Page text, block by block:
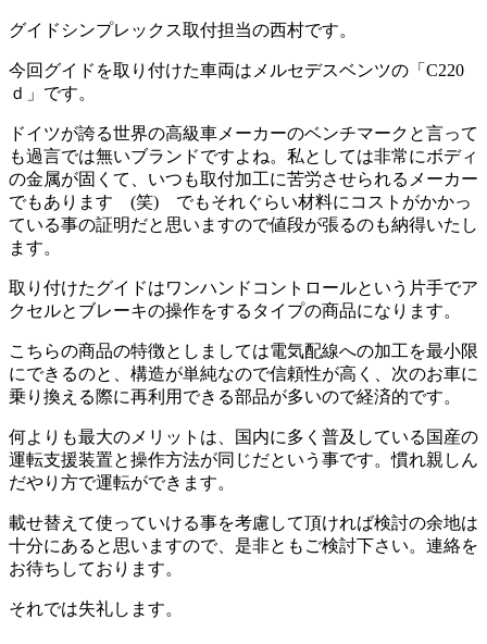
グイドシンプレックス取付担当の西村です。
今回グイドを取り付けた車両はメルセデスベンツの「C220
ｄ」です。
ドイツが誇る世界の高級車メーカーのベンチマークと言って
も過言では無いブランドですよね。私としては非常にボディ
の金属が固くて、いつも取付加工に苦労させられるメーカー
でもあります (笑) でもそれぐらい材料にコストがかかっ
ている事の証明だと思いますので値段が張るのも納得いたし
ます。
取り付けたグイドはワンハンドコントロールという片手でア
クセルとブレーキの操作をするタイプの商品になります。
こちらの商品の特徴としましては電気配線への加工を最小限
にできるのと、構造が単純なので信頼性が高く、次のお車に
乗り換える際に再利用できる部品が多いので経済的です。
何よりも最大のメリットは、国内に多く普及している国産の
運転支援装置と操作方法が同じだという事です。慣れ親しん
だやり方で運転ができます。
載せ替えて使っていける事を考慮して頂ければ検討の余地は
十分にあると思いますので、是非ともご検討下さい。連絡を
お待ちしております。
それでは失礼します。